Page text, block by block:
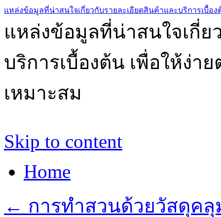
แหล่งข้อมูลที่น่าสนใจเกี่ยวกับรายละเอียดสินค้าและบริการเบื้อง
แหล่งข้อมูลที่น่าสนใจเกี่ย
บริการเบื้องต้น เพื่อให้ง่า
เหมาะสม
Skip to content
Home
← การทำสวนด้วยวัสดุค